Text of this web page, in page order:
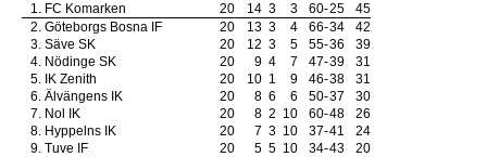
1. FC Komarken 20 14 3 3 60-25
45
2. Göteborgs Bosna IF 20 13 3 4 66-34
42
3. Säve SK 20 12 3 5 55-36
39
4. Nödinge SK 20 9 4 7 47-39
31
5. IK Zenith 20 10 1 9 46-38
31
6. Älvängens IK 20 8 6 6 50-37
30
7. Nol IK 20 8 2 10 60-48
26
8. Hyppelns IK 20 7 3 10 37-41
24
9. Tuve IF 20 5 5 10 34-43
20